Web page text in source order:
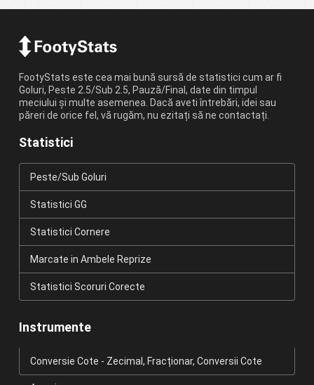
FootyStats este cea mai bună sursă de statistici cum ar fi
Goluri, Peste 2.5/Sub 2.5, Pauză/Final, date din timpul
meciului și multe asemenea. Dacă aveti întrebări, idei sau
păreri de orice fel, vă rugăm, nu ezitați să ne contactați.
Statistici
Peste/Sub Goluri
Statistici GG
Statistici Cornere
Marcate in Ambele Reprize
Statistici Scoruri Corecte
Instrumente
Conversie Cote - Zecimal, Fracționar, Conversii Cote